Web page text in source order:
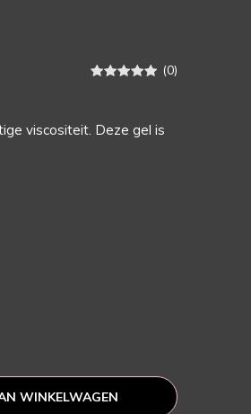
(0)
viscositeit. Deze gel is
WINKELWAGEN